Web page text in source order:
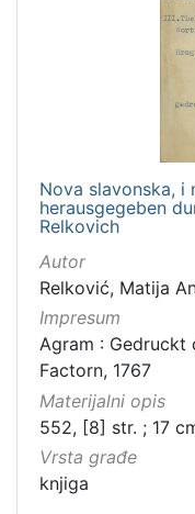
Nova slavonska, i
herausgegeben
Relkovich
Autor
Relković, Matija
Impresum
Agram : Gedruckt
Factorn, 1767
Materijalni opis
552, [8] str. ; 17
Vrsta građe
knjiga